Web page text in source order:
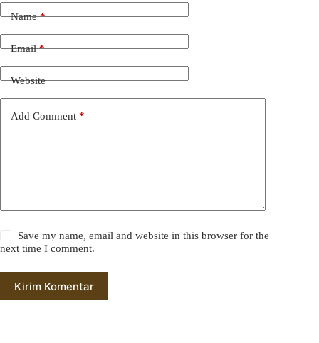
Name*
Email*
Website
Add Comment *
Save my name, email and website in this browser for the
next time I comment.
Kirim Komentar